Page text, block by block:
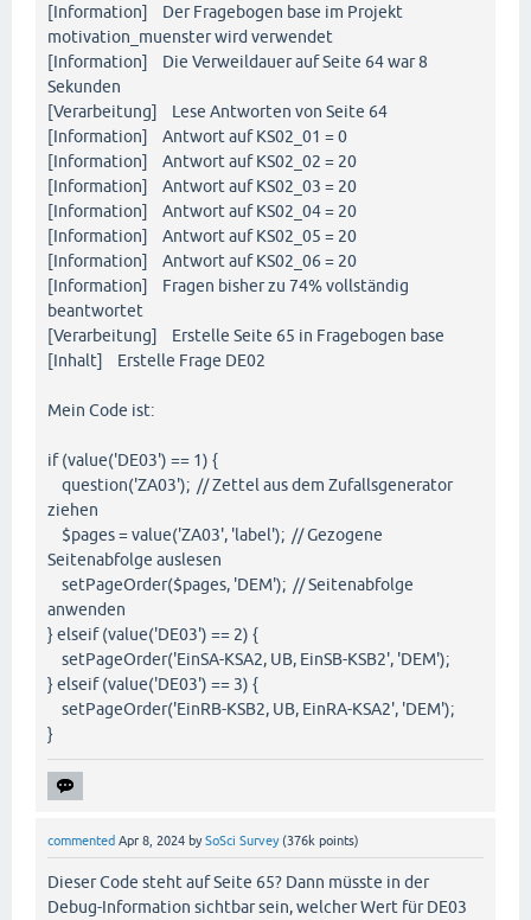
[Information] Der Fragebogen base im Projekt
motivation_muenster wird verwendet
[Information] Die Verweildauer auf Seite 64 war 8
Sekunden
[Verarbeitung] Lese Antworten von Seite 64
[Information] Antwort auf KS02_01 = 0
[Information] Antwort auf KS02_02 = 20
[Information] Antwort auf KS02_03 = 20
[Information] Antwort auf KS02_04 = 20
[Information] Antwort auf KS02_05 = 20
[Information] Antwort auf KS02_06 = 20
[Information] Fragen bisher zu 74% vollständig
beantwortet
[Verarbeitung] Erstelle Seite 65 in Fragebogen base
[Inhalt] Erstelle Frage DE02
Mein Code ist:
if (value('DE03') == 1) {
question('ZA03'); // Zettel aus dem Zufallsgenerator
ziehen
$pages = value('ZA03', 'label'); // Gezogene
Seitenabfolge auslesen
setPageOrder($pages, 'DEM'); // Seitenabfolge
anwenden
} elseif (value('DE03') == 2) {
setPageOrder('EinSA-KSA2, UB, EinSB-KSB2', 'DEM');
} elseif (value('DE03') == 3) {
setPageOrder('EinRB-KSB2, UB, EinRA-KSA2', 'DEM');
}
commented Apr 8, 2024 bySoSci Survey (376k points)
Dieser Code steht auf Seite 65? Dann müsste in der
Debug-Information sichtbar sein, welcher Wert für DE03